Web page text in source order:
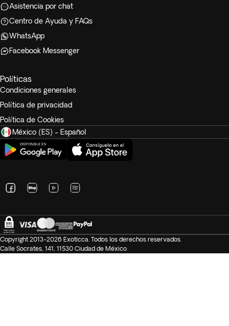
Asistencia por chat
Centro de Ayuda y FAQs
WhatsApp
Facebook Messenger
Políticas
Condiciones generales
Política de privacidad
Política de Cookies
México (ES) - Español
Copyright 2013-2026 Exoticca. Todos los derechos reservados.
Calle Socrates, 141, 11530 Ciudad de México